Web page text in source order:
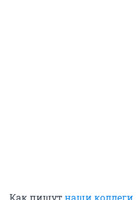
Как пишутнаши коллеги